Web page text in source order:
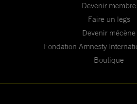
Devenir membre
Faire un legs
Devenir mécène
Fondation Amnesty
Boutique